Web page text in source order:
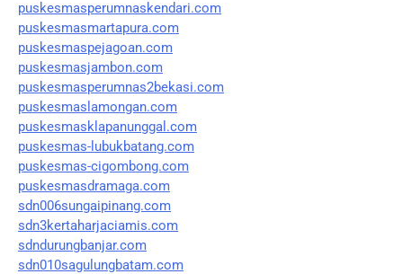
puskesmasperumnaskendari.com
puskesmasmartapura.com
puskesmaspejagoan.com
puskesmasjambon.com
puskesmasperumnas2bekasi.com
puskesmaslamongan.com
puskesmasklapanunggal.com
puskesmas-lubukbatang.com
puskesmas-cigombong.com
puskesmasdramaga.com
sdn006sungaipinang.com
sdn3kertaharjaciamis.com
sdndurungbanjar.com
sdn010sagulungbatam.com